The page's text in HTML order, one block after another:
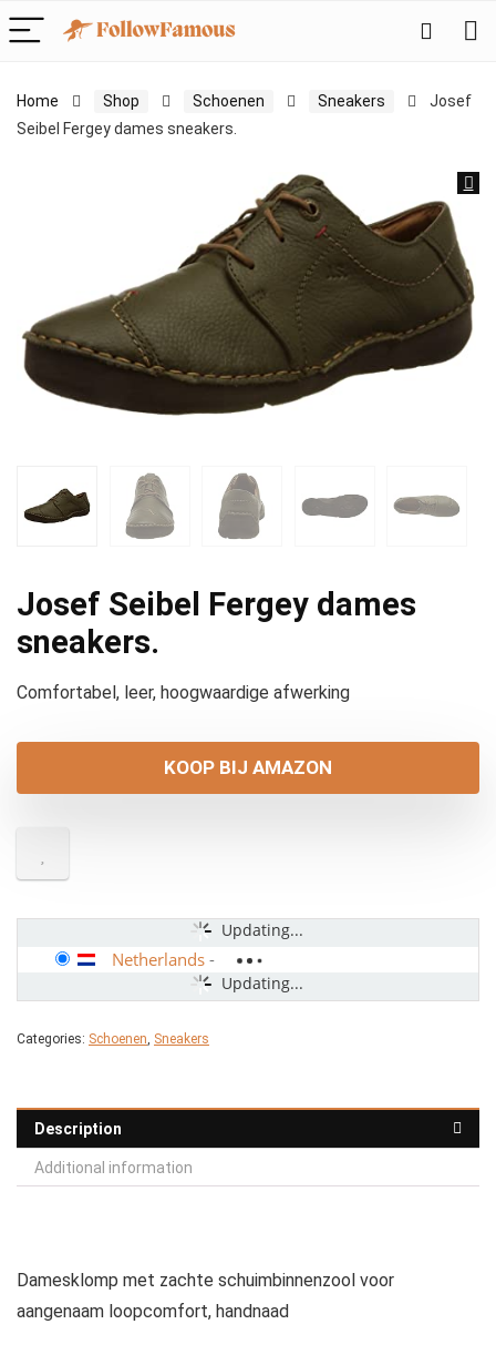
Home Shop Schoenen Sneakers
Josef
Seibel Fergey dames sneakers.
Josef Seibel Fergey dames
sneakers.
Comfortabel, leer, hoogwaardige afwerking
KOOP BIJ AMAZON
Updating...
Updating...
Netherlands -
Categories: Schoenen, Sneakers
Description
Additional information
Damesklomp met zachte schuimbinnenzool voor
aangenaam loopcomfort, handnaad